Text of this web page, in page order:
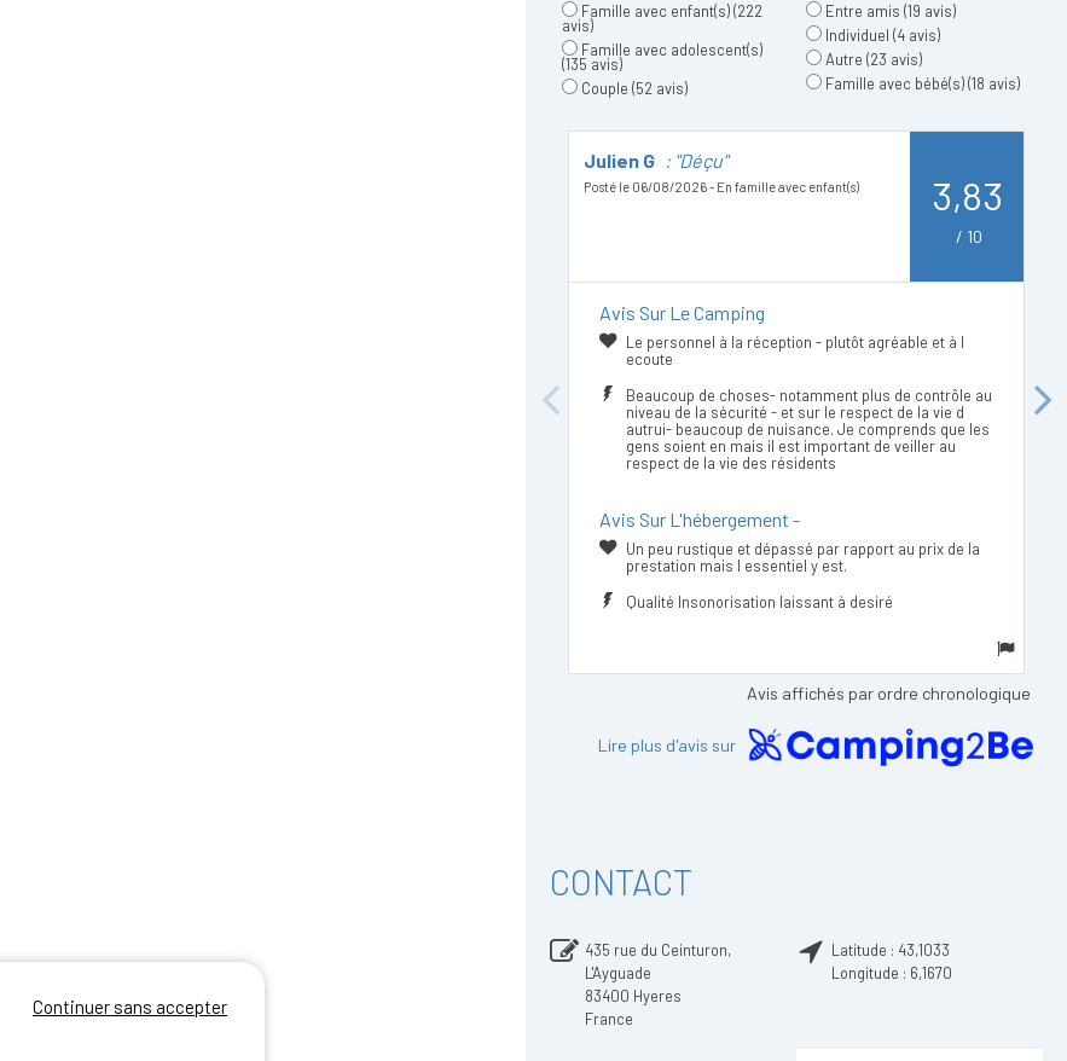
Famille avec enfant(s)(222
avis)
Famille avec adolescent(s)
(135 avis)
Couple (52 avis)
Entre amis (19 avis)
Individuel (4 avis)
Autre (23 avis)
Famille avec bébé(s)(18 avis)
Previous
Julien G : "Déçu"
Posté le 06/08/2026 - En famille avec enfant(s) 3,83
/ 10
Avis Sur Le Camping
Le personnel à la réception - plutôt agréable et à l
ecoute
Beaucoup de choses- notamment plus de contrôle au
niveau de la sécurité - et sur le respect de la vie d
autrui- beaucoup de nuisance. Je comprends que les
gens soient en mais il est important de veiller au
respect de la vie des résidents
Avis Sur L'hébergement -
Un peu rustique et dépassé par rapport au prix de la
prestation mais l essentiel y est.
Qualité Insonorisation laissant à desiré
Next
Avis affichés par ordre chronologique
Lire plus d'avis sur
CONTACT
435 rue du Ceinturon,
L'Ayguade
83400 Hyeres
France
Latitude : 43,1033
Longitude : 6,1670
Continuer sans accepter